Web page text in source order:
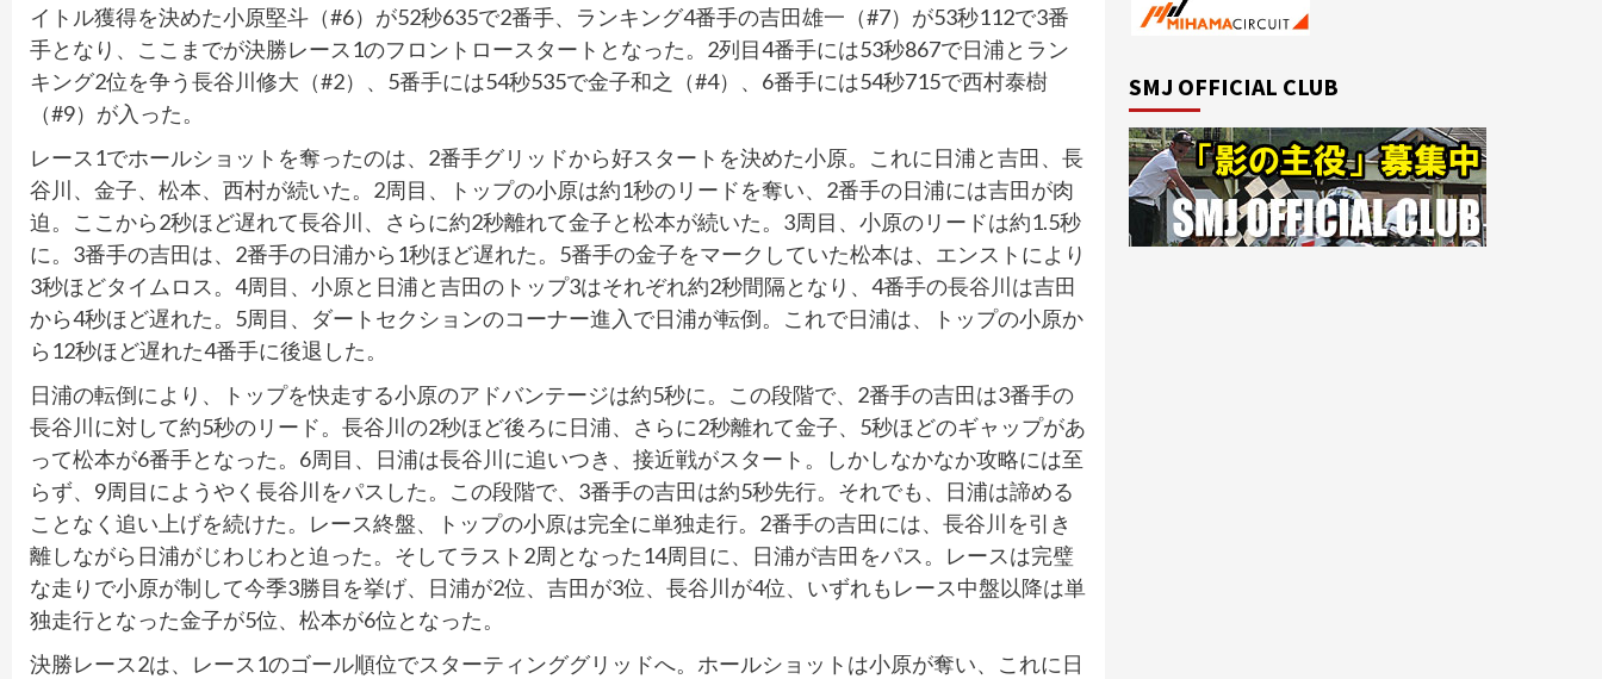
イトル獲得を決めた小原堅斗（#6）が52秒635で2番手、ランキング4番手の吉田雄一（#7）が53秒112で3番
手となり、ここまでが決勝レース1のフロントロースタートとなった。2列目4番手には53秒867で日浦とラン
キング2位を争う長谷川修大（#2）、5番手には54秒535で金子和之（#4）、6番手には54秒715で西村泰樹
（#9）が入った。
レース1でホールショットを奪ったのは、2番手グリッドから好スタートを決めた小原。これに日浦と吉田、長
谷川、金子、松本、西村が続いた。2周目、トップの小原は約1秒のリードを奪い、2番手の日浦には吉田が肉
迫。ここから2秒ほど遅れて長谷川、さらに約2秒離れて金子と松本が続いた。3周目、小原のリードは約1.5秒
に。3番手の吉田は、2番手の日浦から1秒ほど遅れた。5番手の金子をマークしていた松本は、エンストにより
3秒ほどタイムロス。4周目、小原と日浦と吉田のトップ3はそれぞれ約2秒間隔となり、4番手の長谷川は吉田
から4秒ほど遅れた。5周目、ダートセクションのコーナー進入で日浦が転倒。これで日浦は、トップの小原か
ら12秒ほど遅れた4番手に後退した。
日浦の転倒により、トップを快走する小原のアドバンテージは約5秒に。この段階で、2番手の吉田は3番手の
長谷川に対して約5秒のリード。長谷川の2秒ほど後ろに日浦、さらに2秒離れて金子、5秒ほどのギャップがあ
って松本が6番手となった。6周目、日浦は長谷川に追いつき、接近戦がスタート。しかしなかなか攻略には至
らず、9周目にようやく長谷川をパスした。この段階で、3番手の吉田は約5秒先行。それでも、日浦は諦める
ことなく追い上げを続けた。レース終盤、トップの小原は完全に単独走行。2番手の吉田には、長谷川を引き
離しながら日浦がじわじわと迫った。そしてラスト2周となった14周目に、日浦が吉田をパス。レースは完璧
な走りで小原が制して今季3勝目を挙げ、日浦が2位、吉田が3位、長谷川が4位、いずれもレース中盤以降は単
独走行となった金子が5位、松本が6位となった。
決勝レース2は、レース1のゴール順位でスターティンググリッドへ。ホールショットは小原が奪い、これに日
SMJ OFFICIAL CLUB